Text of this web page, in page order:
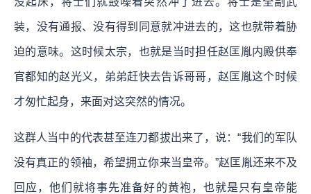
装，没有通报、没有得到同意就冲进去的，这也就带着胁
迫的意味。这时候太宗，也就是当时担任赵匡胤内殿供奉
官都知的赵光义，弟弟赶快去告诉哥哥，赵匡胤这个时候
才匆忙起身，来面对这突然的情况。
这群人当中的代表甚至连刀都拔出来了，说：“我们的军队
没有真正的领袖，希望拥立你来当皇帝。”赵匡胤还来不及
回应，他们就将事先准备好的黄袍，也就是只有皇帝能